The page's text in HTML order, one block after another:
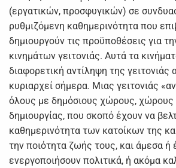
(εργατικών, προσφυγικών) σε
ρυθμιζόμενη καθημερινότητα που
δημιουργούν τις προϋποθέσεις για
κινημάτων γειτονιάς. Αυτά τα
διαφορετική αντίληψη της γειτονιάς
κυριαρχεί σήμερα. Μιας γειτονιάς
όλους με δημόσιους χώρους, χώρους
δημιουργίας, που σκοπό έχουν να
καθημερινότητα των κατοίκων της
την ποιότητα ζωής τους, και άμεσα ή
ενεργοποιήσουν πολιτικά, ή ακόμα